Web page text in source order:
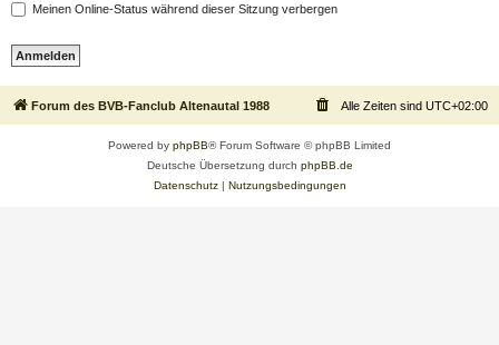
Meinen Online-Status während dieser Sitzung verbergen
Forum des BVB-Fanclub Altenautal 1988 Alle Zeiten sind UTC+02:00
Powered by phpBB® Forum Software © phpBB Limited
Deutsche Übersetzung durch phpBB.de
Datenschutz| Nutzungsbedingungen